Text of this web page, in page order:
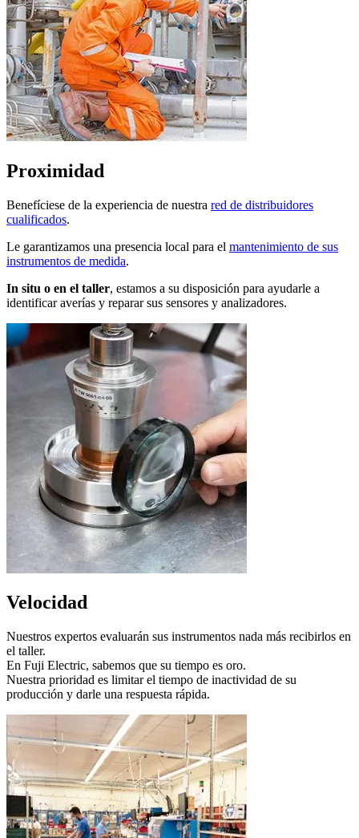
Proximidad
Benefíciese de la experiencia de nuestra red de distribuidores
cualificados.
Le garantizamos una presencia local para el mantenimiento de sus
instrumentos de medida.
In situ o en el taller, estamos a su disposición para ayudarle a
identificar averías y reparar sus sensores y analizadores.
Velocidad
Nuestros expertos evaluarán sus instrumentos nada más recibirlos en
el taller.
En Fuji Electric, sabemos que su tiempo es oro.
Nuestra prioridad es limitar el tiempo de inactividad de su
producción y darle una respuesta rápida.